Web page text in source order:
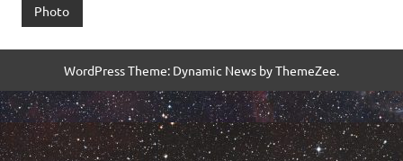
Photo
WordPress Theme: Dynamic News by ThemeZee.